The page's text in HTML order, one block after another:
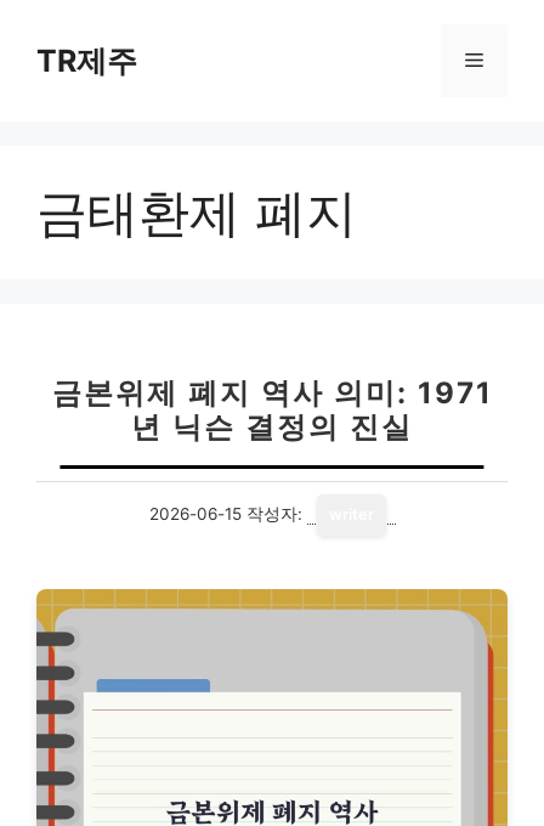
TR제주 메
금태환제 폐지
금본위제 폐지 역사 의미: 1971
년 닉슨 결정의 진실
2026-06-15 작성자: